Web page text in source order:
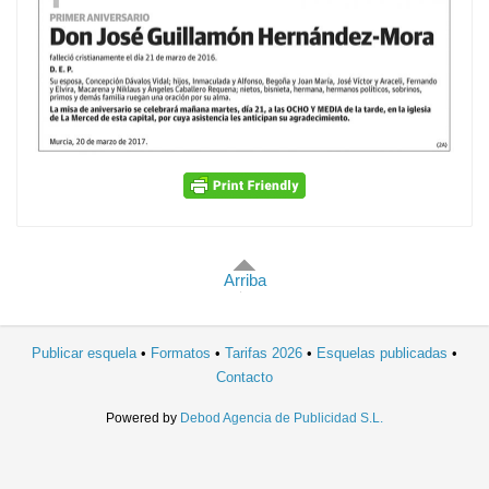
Arriba
Publicar esquela Formatos Tarifas 2026
Esquelas publicadas
Contacto
Powered by Debod Agencia de Publicidad S.L.